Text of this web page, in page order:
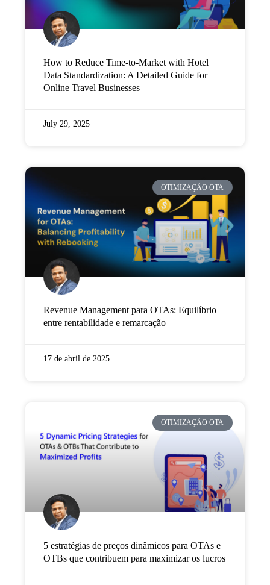
How to Reduce Time-to-Market with Hotel
Data Standardization: A Detailed Guide for
Online Travel Businesses
July 29, 2025
OTIMIZAÇÃO OTA
Revenue Management para OTAs: Equilíbrio
entre rentabilidade e remarcação
17 de abril de 2025
OTIMIZAÇÃO OTA
5 estratégias de preços dinâmicos para OTAs e
OTBs que contribuem para maximizar os lucros